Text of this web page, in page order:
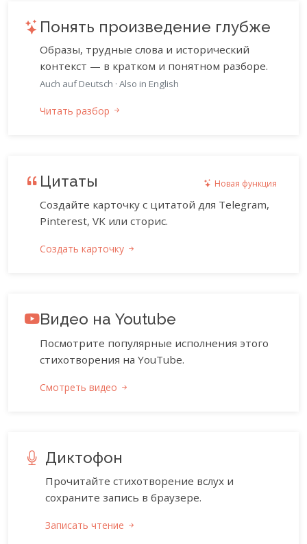
Понять произведение глубже
Образы, трудные слова и исторический
контекст — в кратком и понятном разборе.
Auch auf Deutsch · Also in English
Читать разбор
Цитаты Новая функция
Создайте карточку с цитатой для Telegram,
Pinterest, VK или сторис.
Создать карточку
Видео на Youtube
Посмотрите популярные исполнения этого
стихотворения на YouTube.
Смотреть видео
Диктофон
Прочитайте стихотворение вслух и
сохраните запись в браузере.
Записать чтение